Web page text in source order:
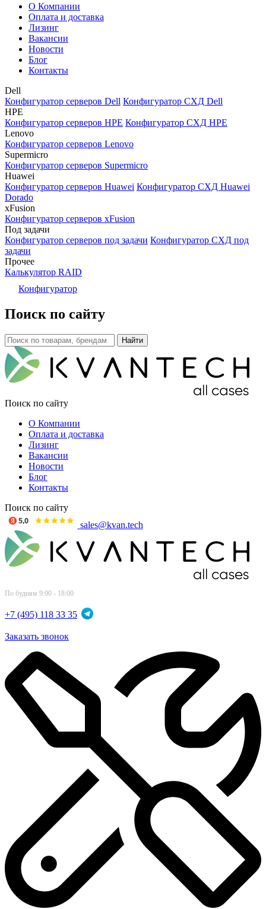
О Компании
Оплата и доставка
Лизинг
Вакансии
Новости
Блог
Контакты
Dell
Конфигуратор серверов Dell Конфигуратор СХД Dell
HPE
Конфигуратор серверов HPE Конфигуратор СХД HPE
Lenovo
Конфигуратор серверов Lenovo
Supermicro
Конфигуратор серверов Supermicro
Huawei
Конфигуратор серверов Huawei Конфигуратор СХД Huawei
Dorado
xFusion
Конфигуратор серверов xFusion
Под задачи
Конфигуратор серверов под задачи Конфигуратор СХД под
задачи
Прочее
Калькулятор RAID
Конфигуратор
Поиск по сайту
Поиск по сайту
О Компании
Оплата и доставка
Лизинг
Вакансии
Новости
Блог
Контакты
Поиск по сайту
sales@kvan.tech
По будням 9:00 - 18:00
+7 (495) 118 33 35
Заказать звонок